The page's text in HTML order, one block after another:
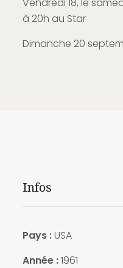
à 20h au Star
Dimanche 20
Infos
Pays :USA
Année :1961